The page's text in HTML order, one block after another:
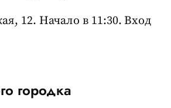
12. Начало в 11:30. Вход
городка